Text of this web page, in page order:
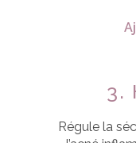
3.
Régule la